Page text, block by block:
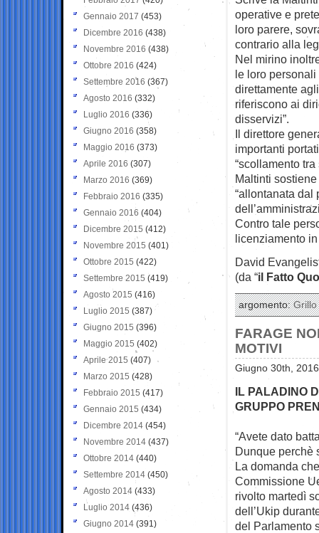
operative e
loro parere,
contrario alla
Nel mirino
le loro
direttamente
riferiscono ai
disservizi”.
Il direttore
importanti
“scollamento
Maltinti
“allontanata dal
Contro tale
licenziamento
David
(da “il Fatto
argomento:Grillo
FARAGE
MOTIVI
Giugno 30th,
IL PALADINO
GRUPPO
“Avete dato
Dunque perchè
La domanda
Commissione
rivolto martedì
dell’Ukip
del Parlamento
Gennaio 2017 (453)
Dicembre 2016 (438)
Novembre 2016 (438)
Ottobre 2016 (424)
Settembre 2016 (367)
Agosto 2016 (332)
Luglio 2016 (336)
Giugno 2016 (358)
Maggio 2016 (373)
Aprile 2016 (307)
Marzo 2016 (369)
Febbraio 2016 (335)
Gennaio 2016 (404)
Dicembre 2015 (412)
Novembre 2015 (401)
Ottobre 2015 (422)
Settembre 2015 (419)
Agosto 2015 (416)
Luglio 2015 (387)
Giugno 2015 (396)
Maggio 2015 (402)
Aprile 2015 (407)
Marzo 2015 (428)
Febbraio 2015 (417)
Gennaio 2015 (434)
Dicembre 2014 (454)
Novembre 2014 (437)
Ottobre 2014 (440)
Settembre 2014 (450)
Agosto 2014 (433)
Luglio 2014 (436)
Giugno 2014 (391)